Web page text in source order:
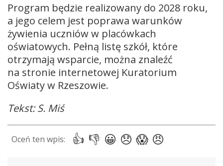
Program będzie realizowany do 2028 roku,
a jego celem jest poprawa warunków
żywienia uczniów w placówkach
oświatowych. Pełną listę szkół, które
otrzymają wsparcie, można znaleźć
na stronie internetowej Kuratorium
Oświaty w Rzeszowie.
Tekst: S. Miś